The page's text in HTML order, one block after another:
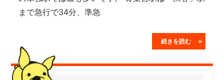
まで急行で34分、準急
続きを読む »